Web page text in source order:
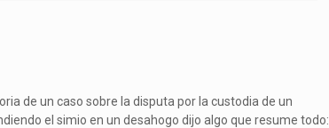
de un caso sobre la disputa por la custodia de un
el simio en un desahogo dijo algo que resume todo: